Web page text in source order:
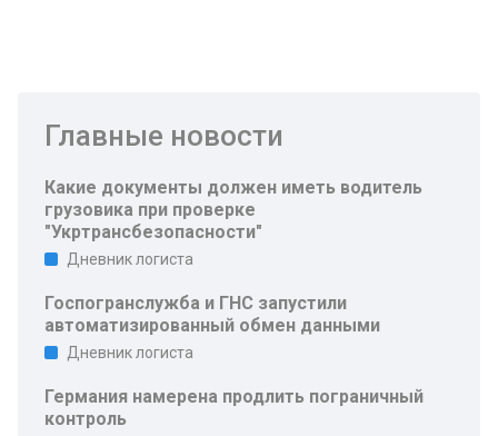
Главные новости
Какие документы должен иметь водитель
грузовика при проверке
"Укртрансбезопасности"
Дневник логиста
Госпогранслужба и ГНС запустили
автоматизированный обмен данными
Дневник логиста
Германия намерена продлить пограничный
контроль